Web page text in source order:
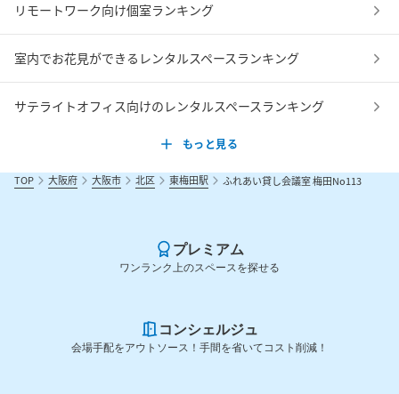
リモートワーク向け個室ランキング
室内でお花見ができるレンタルスペースランキング
サテライトオフィス向けのレンタルスペースランキング
もっと見る
TOP 大阪府 大阪市 北区 東梅田駅 ふれあい貸し会議室 梅田No113
プレミアム
ワンランク上のスペースを探せる
コンシェルジュ
会場手配をアウトソース！手間を省いてコスト削減！